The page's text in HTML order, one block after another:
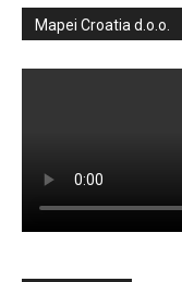
Mapei Croatia d.o.o.